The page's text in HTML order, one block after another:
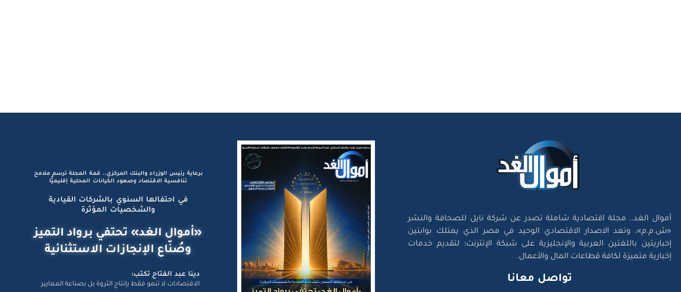
«ش.م.م»، وتعد الاصدار الاقتصادي الوحيد في مصر الذي يمتلك بوابتين
إخباريتين باللغتين العربية والإنجليزية على شبكة الإنترنت؛ لتقديم خدمات
إخبارية متميزة لكافة قطاعات المال والأعمال.
في احتفالها السنوي بالشركات القيادية
والشخصيات المؤثرة
وصُنّاع الإنجازات الاستثنائية
الاقتصادات لا تنمو فقط بإنتاج الثروة بل بصناعة المعايير